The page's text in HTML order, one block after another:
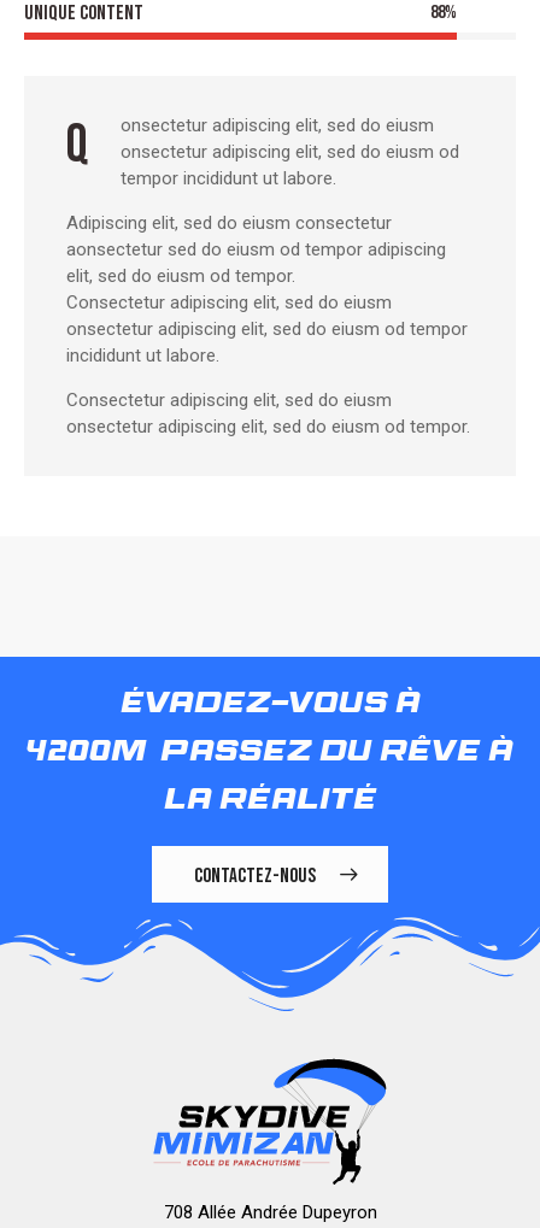
Unique content 88%
Q
onsectetur adipiscing elit, sed do eiusm
onsectetur adipiscing elit, sed do eiusm od
tempor incididunt ut labore.
Adipiscing elit, sed do eiusm consectetur
aonsectetur sed do eiusm od tempor adipiscing
elit, sed do eiusm od tempor.
Consectetur adipiscing elit, sed do eiusm
onsectetur adipiscing elit, sed do eiusm od tempor
incididunt ut labore.
Consectetur adipiscing elit, sed do eiusm
onsectetur adipiscing elit, sed do eiusm od tempor.
évadez-vous à
4200m passez du rêve à
la réalité
CONTACTEZ-NOUS
708 Allée Andrée Dupeyron